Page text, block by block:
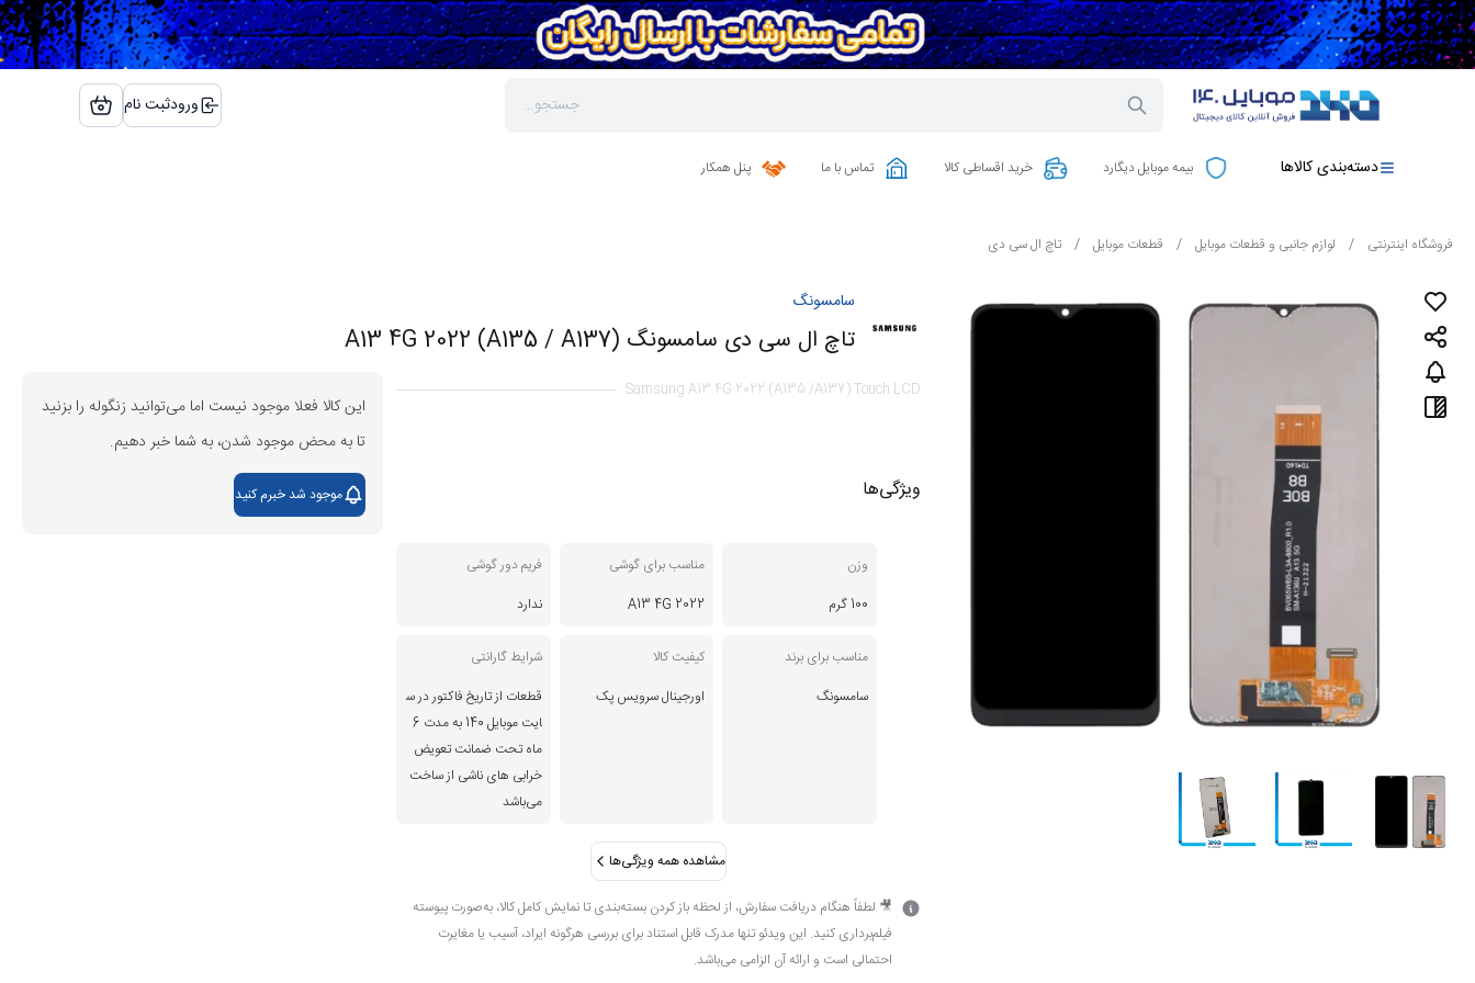
ورودثبت نام
دسته‌بندی کالاها بیمه موبایل دیگارد خرید اقساطی کالا تماس با ما پنل همکار
فروشگاه اینترنتی / لوازم جانبی و قطعات موبایل / قطعات موبایل / تاچ ال سی دی
سامسونگ
تاچ ال سی دی سامسونگ A13 4G 2022 (A135 / A137)
Samsung A13 4G 2022 (A135 /A137) Touch LCD
ویژگی‌ها
وزن
100 گرم
مناسب برای گوشی
A13 4G 2022
فریم دور گوشی
ندارد
مناسب برای برند
سامسونگ
کیفیت کالا
اورجینال سرویس پک
شرایط گارانتی
قطعات از تاریخ فاکتور در س
ایت موبایل 140 به مدت 6
ماه تحت ضمانت تعویض
خرابی های ناشی از ساخت
می‌باشد
مشاهده همه ویژگی‌ها
🎥 لطفاً هنگام دریافت سفارش، از لحظه باز کردن بسته‌بندی تا نمایش کامل کالا، به‌صورت پیوسته
فیلم‌برداری کنید. این ویدئو تنها مدرک قابل استناد برای بررسی هرگونه ایراد، آسیب یا مغایرت
احتمالی است و ارائه آن الزامی می‌باشد.
این کالا فعلا موجود نیست اما می‌توانید زنگوله را بزنید
تا به محض موجود شدن، به شما خبر دهیم.
موجود شد خبرم کنید